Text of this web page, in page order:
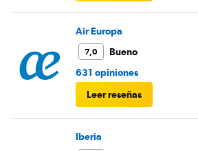
Air Europa
7,0
Bueno
631 opiniones
Leer reseñas
Iberia